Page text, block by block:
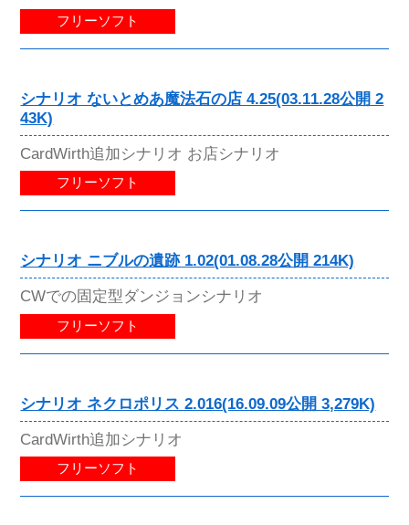
フリーソフト
シナリオ ないとめあ魔法石の店 4.25(03.11.28公開 2
43K)
CardWirth追加シナリオ お店シナリオ
フリーソフト
シナリオ ニブルの遺跡 1.02(01.08.28公開 214K)
CWでの固定型ダンジョンシナリオ
フリーソフト
シナリオ ネクロポリス 2.016(16.09.09公開 3,279K)
CardWirth追加シナリオ
フリーソフト